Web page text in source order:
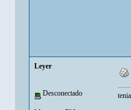
Leyer
Desconectado